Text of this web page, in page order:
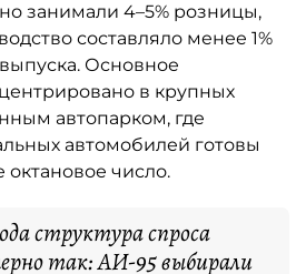
занимали 4–5% розницы,
составляло менее 1%
Основное
в крупных
автопарком, где
автомобилей готовы
октановое число.
структура спроса
так: АИ-95 выбирали